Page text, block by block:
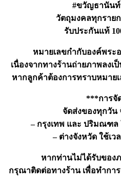
#ขวัญธานันท์
วัตถุมงคลทุกราย
รับประกันแท้
หมายเลขกำกับองค์พระ
เนื่องจากทางร้านถ่ายภาพลงเ
หากลูกค้าต้องการทราบหมาย
***การจั
จัดส่งของทุกวัน
– กรุงเทพ และ ปริมณฑล
– ต่างจังหวัด ใช้เว
หากท่านไม่ได้รับของ
กรุณาติดต่อทางร้าน เพื่อทำกา